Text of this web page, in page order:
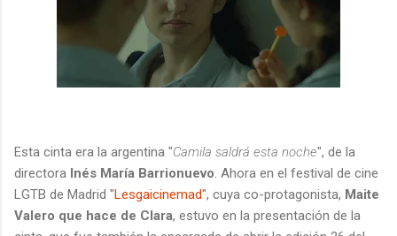
Esta cinta era la argentina "Camila saldrá esta noche", de la
directora Inés María Barrionuevo . Ahora en el festival de cine
LGTB de Madrid "Lesgaicinemad", cuya co-protagonista, Maite
Valero que hace de Clara, estuvo en la presentación de la